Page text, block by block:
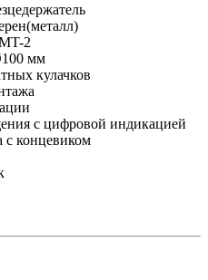
2
мм
кулачков
с цифровой индикацией
с концевиком